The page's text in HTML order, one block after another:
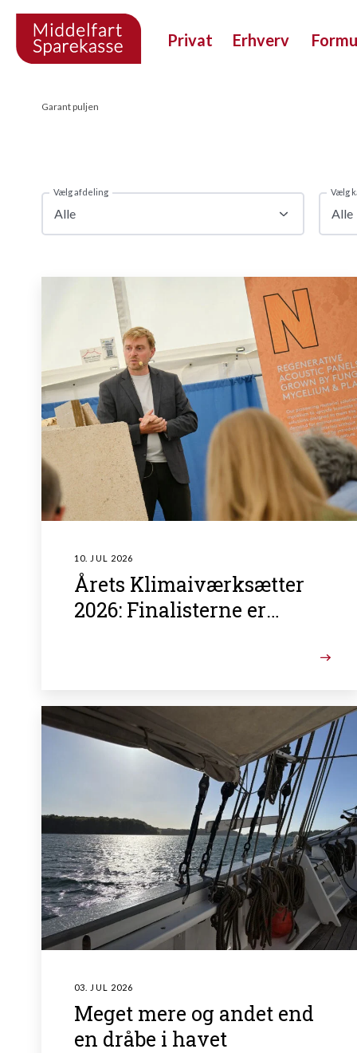
Privat Erhverv
Garant puljen
Vælg afdeling
Alle
Vælg
Alle
10. JUL 2026
Årets Klimaiværksætter
2026: Finalisterne er
03. JUL 2026
Meget mere og andet end
en dråbe i havet